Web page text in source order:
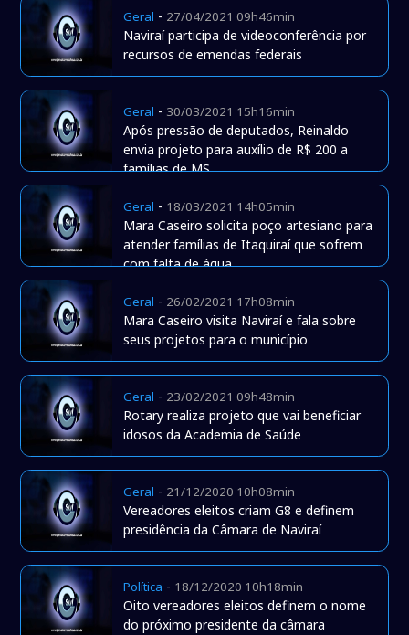
Geral - 27/04/2021 09h46min
Naviraí participa de videoconferência por
recursos de emendas federais
Geral - 30/03/2021 15h16min
Após pressão de deputados, Reinaldo
envia projeto para auxílio de R$ 200 a
famílias de MS
Geral - 18/03/2021 14h05min
Mara Caseiro solicita poço artesiano para
atender famílias de Itaquiraí que sofrem
com falta de água
Geral - 26/02/2021 17h08min
Mara Caseiro visita Naviraí e fala sobre
seus projetos para o município
Geral - 23/02/2021 09h48min
Rotary realiza projeto que vai beneficiar
idosos da Academia de Saúde
Geral - 21/12/2020 10h08min
Vereadores eleitos criam G8 e definem
presidência da Câmara de Naviraí
Política - 18/12/2020 10h18min
Oito vereadores eleitos definem o nome
do próximo presidente da câmara